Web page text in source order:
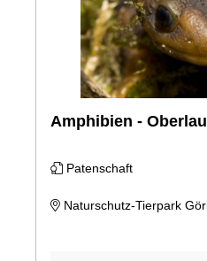
Amphibien -
Patenschaft
Naturschutz-Tierpark